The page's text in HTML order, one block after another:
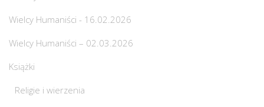
Wielcy Humaniści - 16.02.2026
Wielcy Humaniści – 02.03.2026
Książki
Religie i wierzenia